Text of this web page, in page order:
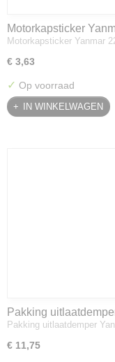
Motorkapsticker
Motorkapsticker Yanmar
€ 3,63
✓ Op voorraad
IN WINKELWAGEN
Pakking
128300-13230
Pakking uitlaatdemper
€ 11,75